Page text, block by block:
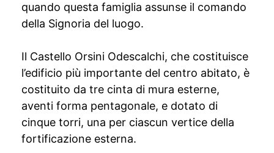
quando questa famiglia assunse il comando
della Signoria del luogo.
Il Castello Orsini Odescalchi, che costituisce
l’edificio più importante del centro abitato, è
costituito da tre cinta di mura esterne,
aventi forma pentagonale, e dotato di
cinque torri, una per ciascun vertice della
fortificazione esterna.